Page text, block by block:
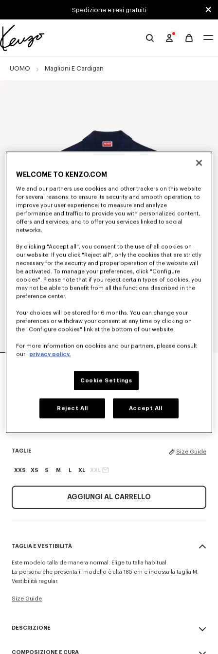
Spedizione e resi gratuiti
Sito
KENZO
UOMO Maglioni E Cardigan
POLO RICAMATA IN LANA E COTONE 'KENZO
Blu Nero
TAGLIE Size Guide
XXS XS S M L XL XXL
AGGIUNGI AL CARRELLO
TAGLIA E VESTIBILITÀ
Este modelo talla de manera normal. Elige tu talla habitual.
La persona che presenta il modello è alta 185 cm e indossa la taglia M.
Vestibilità regular.
Size Guide
DESCRIZIONE
COMPOSIZIONE E CURA
WELCOME TO KENZO.COM
We and our partners use cookies and other trackers on this website
for several reasons: to ensure its security and smooth operation; to
improve your user experience; to measure and analyze
performance and traffic; to provide you with personalized content,
offers and services; and to offer you services linked to social
networks.
By clicking "Accept all", you consent to the use of all cookies on
our website. If you click "Reject all", only the cookies that are strictly
necessary for the security and proper operation of the website will
be activated. To manage your preferences, click "Configure
cookies". Please note that if you reject certain types of cookies, you
may not be able to benefit from all the functions described in the
preference center.
Your choices will be stored for 6 months. You can change your
preferences or withdraw your consent at any time by clicking on
the "Configure cookies" link at the bottom of our website.
For more information on cookies and our partners, please consult
our
privacy policy.
Cookie Settings
Reject All Accept All